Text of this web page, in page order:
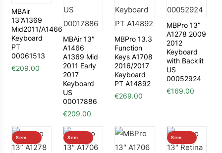
MBAir
13”A1369
Mid2011/A1466
Keyboard
PT
00061513
€209.00
MBAir 13″
A1466
A1369 Mid
2011 Early
2017
Keyboard
US
00017886
€209.00
MBPro 13.3
Function
Keys A1708
2016/2017
Keyboard
PT A14892
€269.00
MBPro 13”
A1278 2009
2012
Keyboard
with Backlit
US
00052924
€169.00
Sem
stock
Sem
stock
Sem
stock